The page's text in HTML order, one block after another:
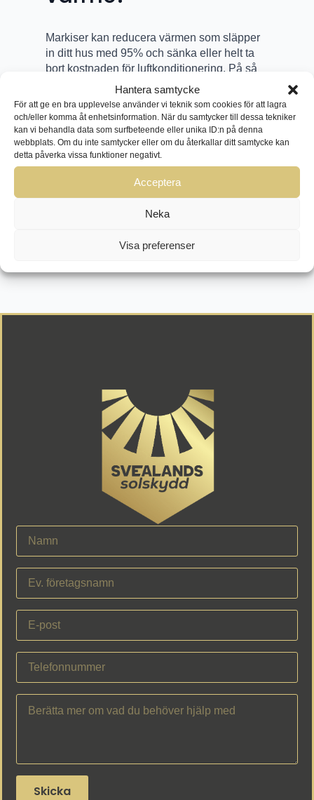
Hantera samtycke
För att ge en bra upplevelse använder vi teknik som cookies för att lagra
och/eller komma åt enhetsinformation. När du samtycker till dessa tekniker
kan vi behandla data som surfbeteende eller unika ID:n på denna
webbplats. Om du inte samtycker eller om du återkallar ditt samtycke kan
detta påverka vissa funktioner negativt.
Acceptera
Neka
Visa preferenser
Markiser kan reducera värmen som släpper
in ditt hus med 95% och sänka eller helt ta
bort kostnaden för luftkonditionering. På så
vis kan du spara pengar över tid med
markiser.
BOKA GRATIS HEMBESÖK I
Skicka